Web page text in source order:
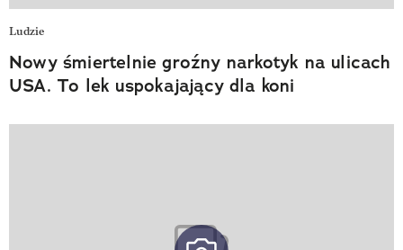
Ludzie
Nowy śmiertelnie groźny narkotyk na ulicach
USA. To lek uspokajający dla koni